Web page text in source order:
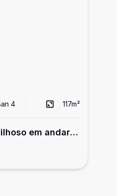
4 117m²
em andar